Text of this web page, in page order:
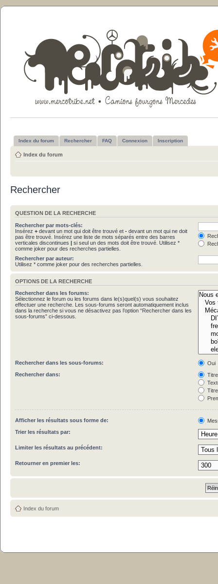
Index du forum Rechercher FAQ Connexion Inscription
Index du forum
Rechercher
QUESTION DE LA RECHERCHE
Rechercher par mots-clés:
Insérez + devant un mot qui doit être trouvé et - devant un mot qui ne doit
pas être trouvé. Insérez une liste de mots séparés entre des barres
verticales discontinues | si seul un des mots doit être trouvé. Utilisez *
comme joker pour des recherches partielles.
Rechercher par auteur:
Utilisez * comme joker pour des recherches partielles.
OPTIONS DE LA RECHERCHE
Rechercher dans les forums:
Sélectionnez le forum ou les forums dans le(s)quel(s) vous souhaitez
effectuer une recherche. Les sous-forums seront automatiquement inclus
dans la recherche si vous ne désactivez pas l’option “Rechercher dans les
sous-forums” ci-dessous.
Rechercher dans les sous-forums:
Oui
Rechercher dans:
Afficher les résultats sous forme de:
Trier les résultats par:
Limiter les résultats au précédent:
Retourner en premier les:
Index du forum